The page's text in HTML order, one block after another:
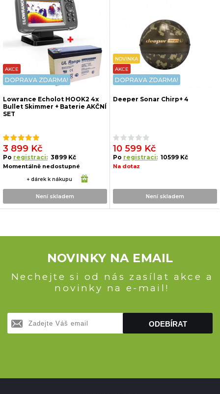
AKCE
DOPRAVA ZDARMA!
Lowrance Echolot HOOK2 4x
Bullet Skimmer + Baterie AKČNÍ
SET
3 899 Kč
Po registraci: 3899 Kč
Momentálně nedostupné
+ dárek k nákupu
Není skladem
NOVINKA
AKCE
DOPRAVA ZDARMA!
Deeper Sonar Chirp+ 4
10 599 Kč
Po registraci: 10599 Kč
Na dotaz
Není skladem
NOVINKY NA EMAIL
Nechejte si od nás zasílat akce a
novinky na e-mail!
ODEBÍRAT